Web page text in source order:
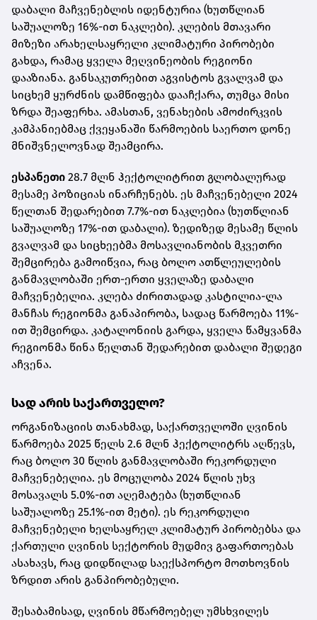
დაბალი მაჩვენებლის იდენტურია (ხუთწლიან
საშუალოზე 16%-ით ნაკლები). კლების მთავარი
მიზეზი არახელსაყრელი კლიმატური პირობები
გახდა, რამაც ყველა მეღვინეობის რეგიონი
დააზიანა. განსაკუთრებით აგვისტოს გვალვამ და
სიცხემ ყურძნის დამწიფება დააჩქარა, თუმცა მისი
ზრდა შეაფერხა. ამასთან, ვენახების ამოძირკვის
კამპანიებმაც ქვეყანაში წარმოების საერთო დონე
მნიშვნელოვნად შეამცირა.
ესპანეთი 28.7 მლნ ჰექტოლიტრით გლობალურად
მესამე პოზიციას ინარჩუნებს. ეს მაჩვენებელი 2024
წელთან შედარებით 7.7%-ით ნაკლებია (ხუთწლიან
საშუალოზე 17%-ით დაბალი). ზედიზედ მესამე წლის
გვალვამ და სიცხეებმა მოსავლიანობის მკვეთრი
შემცირება გამოიწვია, რაც ბოლო ათწლეულების
განმავლობაში ერთ-ერთი ყველაზე დაბალი
მაჩვენებელია. კლება ძირითადად კასტილია-ლა
მანჩას რეგიონმა განაპირობა, სადაც წარმოება 11%-
ით შემცირდა. კატალონიის გარდა, ყველა წამყვანმა
რეგიონმა წინა წელთან შედარებით დაბალი შედეგი
აჩვენა.
სად არის საქართველო?
ორგანიზაციის თანახმად, საქართველოში ღვინის
წარმოება 2025 წელს 2.6 მლნ ჰექტოლიტრს აღწევს,
რაც ბოლო 30 წლის განმავლობაში რეკორდული
მაჩვენებელია. ეს მოცულობა 2024 წლის უხვ
მოსავალს 5.0%-ით აღემატება (ხუთწლიან
საშუალოზე 25.1%-ით მეტი). ეს რეკორდული
მაჩვენებელი ხელსაყრელ კლიმატურ პირობებსა და
ქართული ღვინის სექტორის მუდმივ გაფართოებას
ასახავს, რაც დიდწილად საექსპორტო მოთხოვნის
ზრდით არის განპირობებული.
შესაბამისად, ღვინის მწარმოებელ უმსხვილეს